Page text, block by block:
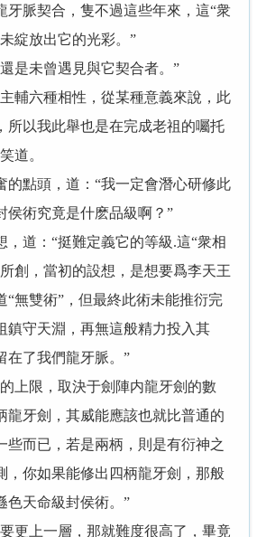
牙脈契合，隻不過這些年來，這“衆
綻放出它的光彩。”
未曾遇見與它契合者。”
六種相性，從某種意義來說，此
所以我此舉也是在完成老祖的囑托
道。
點頭，道：“我一定會潛心研修此
侯術究竟是什麽品級啊？”
道：“挺難定義它的等級.這“衆相
創，當初的設想，是想要爲李天王
“無雙術”，但最終此術未能推衍完
鎮守天淵，再無這般精力投入其
在了我們龍牙脈。”
限，取決于劍陣内龍牙劍的數
龍牙劍，其威能應該也就比普通的
些而已，若是兩柄，則是有衍神之
，你如果能修出四柄龍牙劍，那般
色天命級封侯術。”
上一層，那就難度很高了，畢竟